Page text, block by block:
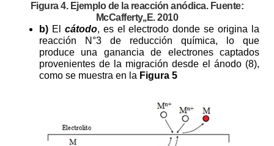
Figura 4. Ejemplo de la reacción anódica. Fuente:
McCafferty,,E. 2010
b) El cátodo, es el electrodo donde se origina la
reacción N°3 de reducción química, lo que
produce una ganancia de electrones captados
provenientes de la migración desde el ánodo (8),
como se muestra en la Figura 5